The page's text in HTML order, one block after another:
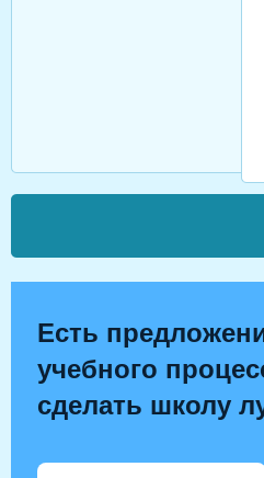
Есть
учебного
сделать школу